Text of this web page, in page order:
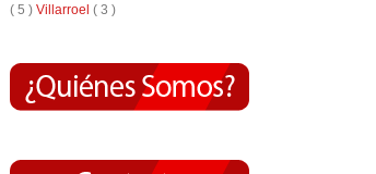
( 5 ) Villarroel ( 3 )